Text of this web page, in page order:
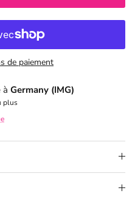
de paiement
à Germany (IMG)
plus